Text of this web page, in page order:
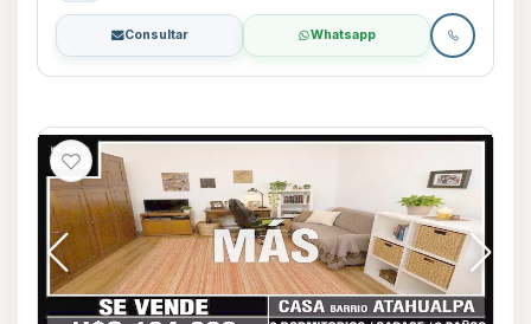
Consultar Whatsapp